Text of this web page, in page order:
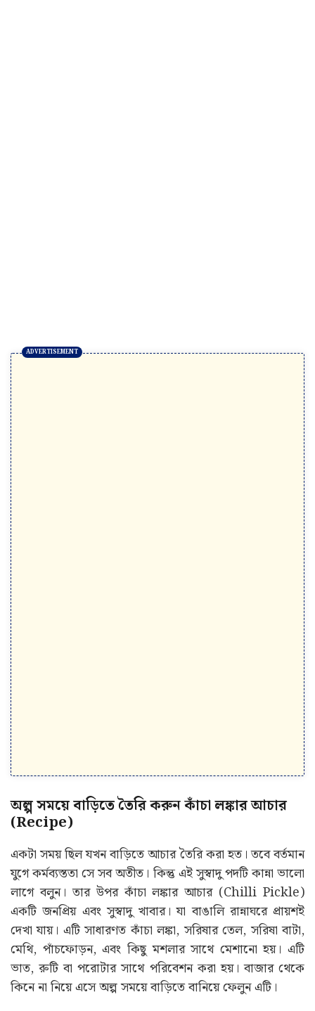
অল্প সময়ে বাড়িতে তৈরি করুন কাঁচা লঙ্কার আচার
(Recipe)
একটা সময় ছিল যখন বাড়িতে আচার তৈরি করা হত। তবে বর্তমান
যুগে কর্মব্যস্ততা সে সব অতীত। কিন্তু এই সুস্বাদু পদটি কান্না ভালো
লাগে বলুন। তার উপর কাঁচা লঙ্কার আচার (Chilli Pickle)
একটি জনপ্রিয় এবং সুস্বাদু খাবার। যা বাঙালি রান্নাঘরে প্রায়শই
দেখা যায়। এটি সাধারণত কাঁচা লঙ্কা, সরিষার তেল, সরিষা বাটা,
মেথি, পাঁচফোড়ন, এবং কিছু মশলার সাথে মেশানো হয়। এটি
ভাত, রুটি বা পরোটার সাথে পরিবেশন করা হয়। বাজার থেকে
কিনে না নিয়ে এসে অল্প সময়ে বাড়িতে বানিয়ে ফেলুন এটি।